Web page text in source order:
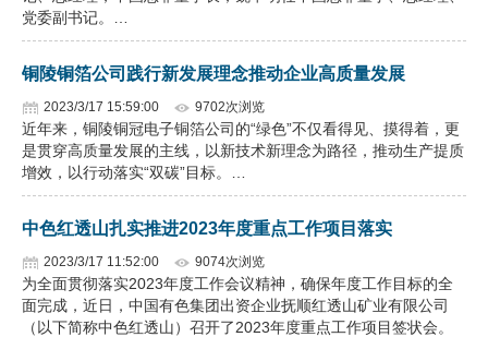
党委副书记。…
铜陵铜箔公司践行新发展理念推动企业高质量发展
2023/3/17 15:59:00 9702次浏览
近年来，铜陵铜冠电子铜箔公司的“绿色”不仅看得见、摸得着，更
是贯穿高质量发展的主线，以新技术新理念为路径，推动生产提质
增效，以行动落实“双碳”目标。…
中色红透山扎实推进2023年度重点工作项目落实
2023/3/17 11:52:00 9074次浏览
为全面贯彻落实2023年度工作会议精神，确保年度工作目标的全
面完成，近日，中国有色集团出资企业抚顺红透山矿业有限公司
（以下简称中色红透山）召开了2023年度重点工作项目签状会。